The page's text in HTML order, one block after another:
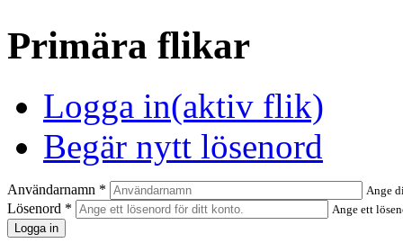
Primära flikar
Logga in(aktiv flik)
Begär nytt lösenord
Användarnamn * Ange
Lösenord * Ange ett